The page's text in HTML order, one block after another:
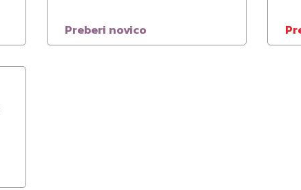
Preberi novico